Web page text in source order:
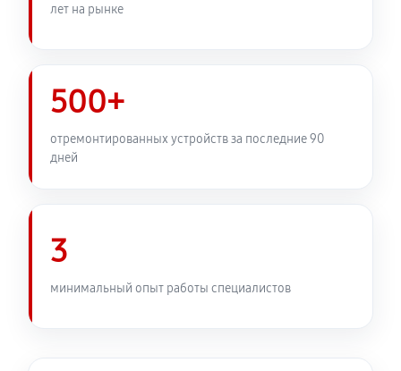
2570 руб
Замена задней панели
Замена диска управления
лет на рынке
500+
отремонтированных устройств за последние 90
дней
3
минимальный опыт работы специалистов